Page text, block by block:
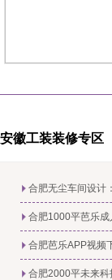
安徽工装装修专区
合肥无尘车间设计
合肥1000平芭乐成
合肥芭乐APP视频下
合肥2000平未来